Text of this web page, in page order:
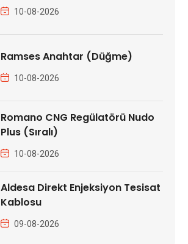
10-08-2026
Ramses Anahtar (Düğme)
10-08-2026
Romano CNG Regülatörü Nudo
Plus (Sıralı)
10-08-2026
Aldesa Direkt Enjeksiyon Tesisat
Kablosu
09-08-2026